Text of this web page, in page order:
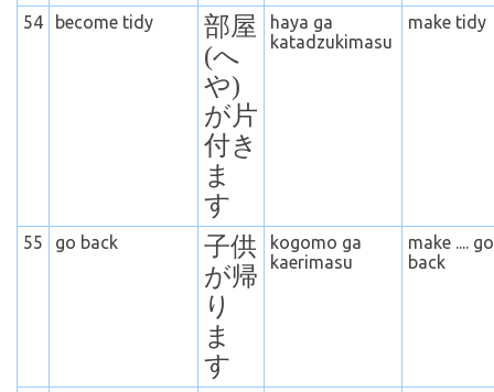
54 become tidy
部屋
(へ
や)
が片
付き
ま
す
haya ga
katadzukimasu
make tidy
55 go back
子供
が帰
り
ま
す
kogomo ga
kaerimasu
make .... go
back